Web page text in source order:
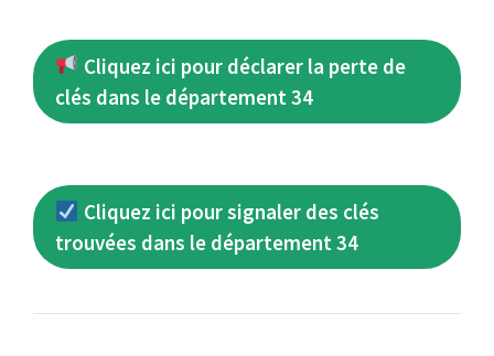
Cliquez ici pour déclarer la perte de
clés dans le département 34
Cliquez ici pour signaler des clés
trouvées dans le département 34